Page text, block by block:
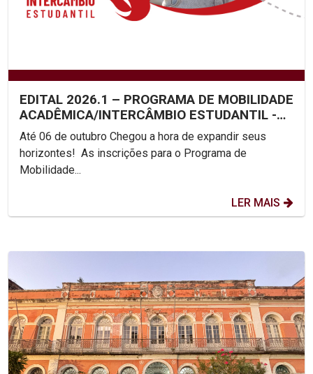
EDITAL 2026.1 – PROGRAMA DE MOBILIDADE
ACADÊMICA/INTERCÂMBIO ESTUDANTIL -
UNICAP
Até 06 de outubro Chegou a hora de expandir seus
horizontes! As inscrições para o Programa de
Mobilidade...
LER MAIS